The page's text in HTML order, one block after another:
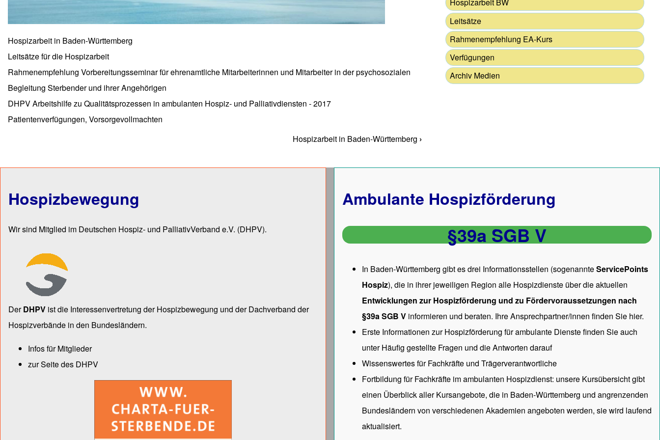
Hospizarbeit in Baden-Württemberg
Leitsätze für die Hospizarbeit
Rahmenempfehlung Vorbereitungsseminar für ehrenamtliche Mitarbeiterinnen und Mitarbeiter in der psychosozialen
Begleitung Sterbender und ihrer Angehörigen
DHPV Arbeitshilfe zu Qualitätsprozessen in ambulanten Hospiz- und Palliativdiensten - 2017
Patientenverfügungen, Vorsorgevollmachten
Hospizarbeit in Baden-Württemberg ›
Hospizarbeit BW
Leitsätze
Rahmenempfehlung EA-Kurs
Verfügungen
Archiv Medien
Hospizbewegung
Wir sind Mitglied im Deutschen Hospiz- und PalliativVerband e.V. (DHPV).
DerDHPV ist die Inter­essen­ver­tre­tung der Hospiz­bewegung und der Dach­verband der
Hospiz­verbände in den Bun­des­län­dern.
Infos für Mitglieder
zur Seite des DHPV
Ambulante Hospizförderung
§39a SGB V
In Baden-Württemberg gibt es drei Informationsstellen (sogenannteServicePoints
Hospiz), die in ihrer jeweiligen Region alle Hospizdienste über die aktuellen
Entwicklungen zur Hospizförderung und zu Fördervoraussetzungen nach
§39a SGB V informieren und beraten. Ihre Ansprechpartner/innen finden Sie hier.
Erste Informationen zur Hospizförderung für ambulante Dienste finden Sie auch
unterHäufig gestellte Fragen und die Antworten darauf
Wissenswertes für Fachkräfte und Trägerverantwortliche
Fortbildung für Fachkräfte im ambulanten Hospizdienst: unsere Kursübersichtgibt
einen Überblick aller Kursangebote, die in Baden-Württemberg und angrenzenden
Bundesländern von verschiedenen Akademien angeboten werden, sie wird laufend
aktualisiert.